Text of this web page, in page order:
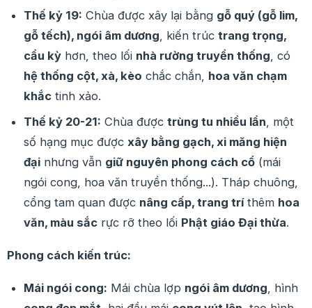
Thế kỷ 19: Chùa được xây lại bằng gỗ quý (gỗ lim,
gỗ tếch), ngói âm dương, kiến trúc trang trọng,
cầu kỳ hơn, theo lối nhà rường truyền thống, có
hệ thống cột, xà, kèo chắc chắn, hoa văn chạm
khắc tinh xảo.
Thế kỷ 20-21: Chùa được trùng tu nhiều lần, một
số hạng mục được xây bằng gạch, xi măng hiện
đại nhưng vẫn giữ nguyên phong cách cổ (mái
ngói cong, hoa văn truyền thống...). Tháp chuông,
cổng tam quan được nâng cấp, trang tríthêm hoa
văn, màu sắc rực rỡ theo lối Phật giáo Đại thừa.
Phong cách kiến trúc:
Mái ngói cong: Mái chùa lợp ngói âm dương, hình